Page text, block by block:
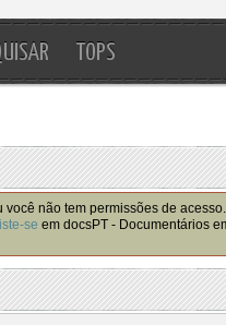
TOPS
não tem permissões de acesso.
se em docsPT - Documentários